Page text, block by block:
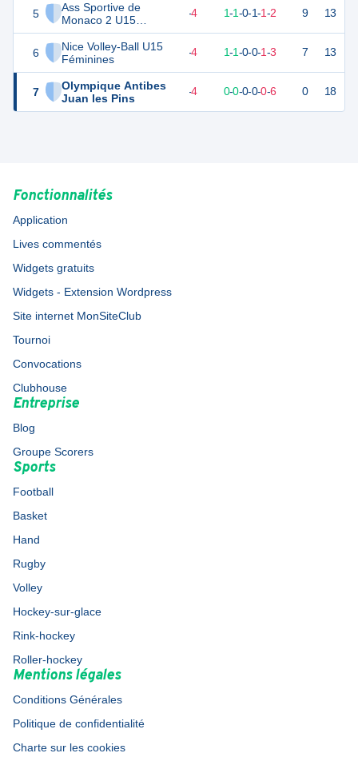
5
Ass Sportive de
Monaco 2 U15
Féminines
6
Nice Volley-Ball U15
Féminines
7
Olympique Antibes
Juan les Pins
7 -4 1-1-0-1-1-2 9 13
6 6 -4 1-1-0-0-1-3 7 13
-6 6 -4 0-0-0-0-0-6 0 18
Fonctionnalités
Application
Lives commentés
Widgets gratuits
Widgets - Extension Wordpress
Site internet MonSiteClub
Tournoi
Convocations
Clubhouse
Entreprise
Blog
Groupe Scorers
Sports
Football
Basket
Hand
Rugby
Volley
Hockey-sur-glace
Rink-hockey
Roller-hockey
Mentions légales
Conditions Générales
Politique de confidentialité
Charte sur les cookies